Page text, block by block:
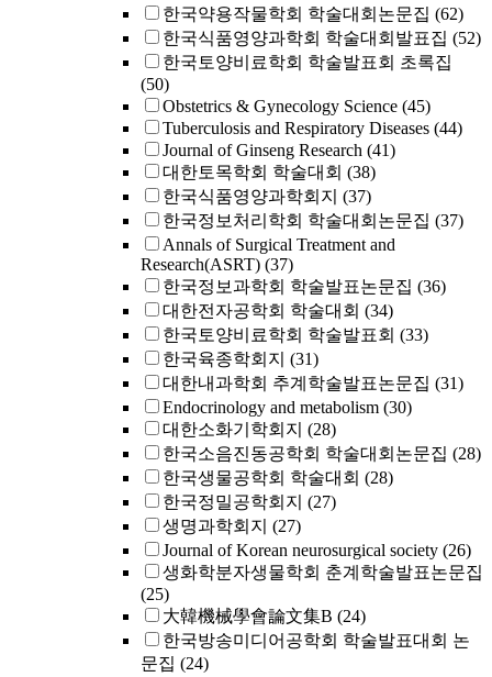
한국약용작물학회 학술대회논문집 (62)
한국식품영양과학회 학술대회발표집 (52)
한국토양비료학회 학술발표회 초록집
(50)
Obstetrics & Gynecology Science (45)
Tuberculosis and Respiratory Diseases (44)
Journal of Ginseng Research (41)
대한토목학회 학술대회 (38)
한국식품영양과학회지 (37)
한국정보처리학회 학술대회논문집 (37)
Annals of Surgical Treatment and
Research(ASRT) (37)
한국정보과학회 학술발표논문집 (36)
대한전자공학회 학술대회 (34)
한국토양비료학회 학술발표회 (33)
한국육종학회지 (31)
대한내과학회 추계학술발표논문집 (31)
Endocrinology and metabolism (30)
대한소화기학회지 (28)
한국소음진동공학회 학술대회논문집 (28)
한국생물공학회 학술대회 (28)
한국정밀공학회지 (27)
생명과학회지 (27)
Journal of Korean neurosurgical society (26)
생화학분자생물학회 춘계학술발표논문집
(25)
大韓機械學會論文集B (24)
한국방송미디어공학회 학술발표대회 논
문집 (24)